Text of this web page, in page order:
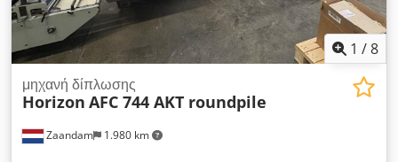
1 /8
Zaandam 1.980 km
μηχανή δίπλωσης
Horizon AFC 744 AKT roundpile